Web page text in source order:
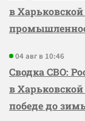
в
04 авг в 10:46
Сводка СВО:
в Харьковской
победе до